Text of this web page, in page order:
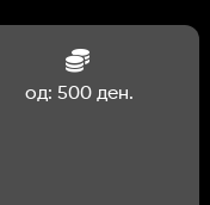
од: 500 ден.